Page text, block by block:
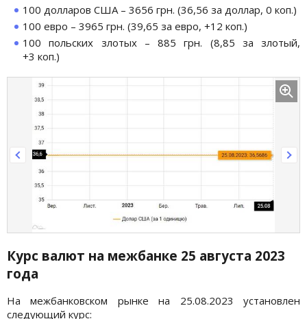
100 долларов США – 3656 грн. (36,56 за доллар, 0 коп.)
100 евро – 3965 грн. (39,65 за евро, +12 коп.)
100 польских злотых – 885 грн. (8,85 за злотый,
+3 коп.)
Курс валют на межбанке 25 августа 2023
года
На межбанковском рынке на 25.08.2023 установлен
следующий курс: